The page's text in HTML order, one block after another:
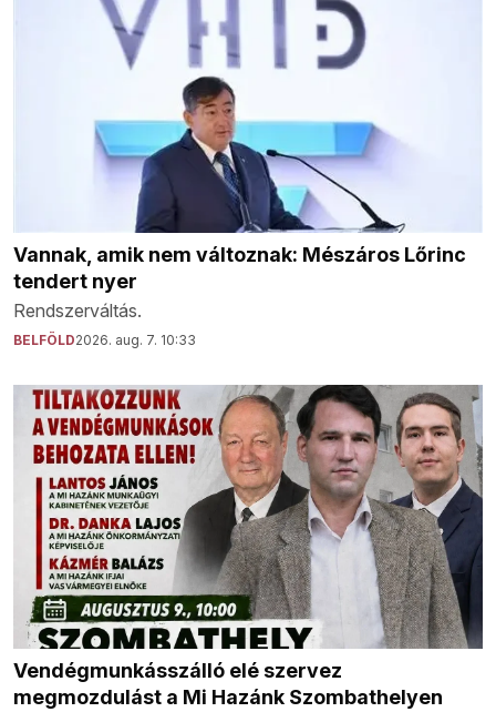
Vannak, amik nem változnak: Mészáros Lőrinc
tendert nyer
Rendszerváltás.
BELFÖLD2026. aug. 7. 10:33
Vendégmunkásszálló elé szervez
megmozdulást a Mi Hazánk Szombathelyen